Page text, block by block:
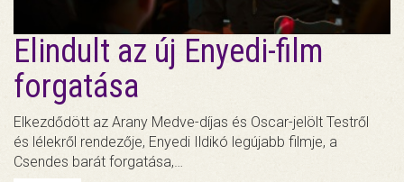
Elindult az új Enyedi-film
forgatása
Elkezdődött az Arany Medve-díjas és Oscar-jelölt Testről
és lélekről rendezője, Enyedi Ildikó legújabb filmje, a
Csendes barát forgatása,…